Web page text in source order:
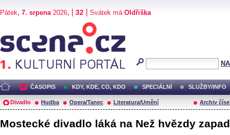
Pátek, 7. srpena2026, | 32 Svátek má Oldřiška
ČASOPIS KDY, KDE, CO, KDO SPECIÁLNÍ SLUŽBY/INFO
Divadlo Hudba Opera/Tanec Literatura/Umění Archiv
Mostecké divadlo láká na Než hvězdy